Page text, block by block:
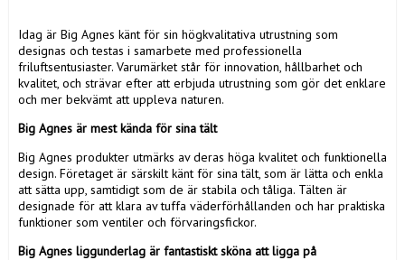
Idag är Big Agnes känt för sin högkvalitativa utrustning som
designas och testas i samarbete med professionella
friluftsentusiaster. Varumärket står för innovation, hållbarhet och
kvalitet, och strävar efter att erbjuda utrustning som gör det enklare
och mer bekvämt att uppleva naturen.
Big Agnes är mest kända för sina tält
Big Agnes produkter utmärks av deras höga kvalitet och funktionella
design. Företaget är särskilt känt för sina tält, som är lätta och enkla
att sätta upp, samtidigt som de är stabila och tåliga. Tälten är
designade för att klara av tuffa väderförhållanden och har praktiska
funktioner som ventiler och förvaringsfickor.
Big Agnes liggunderlag är fantastiskt sköna att ligga på